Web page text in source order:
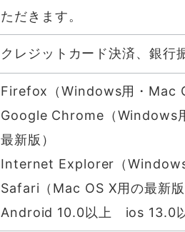
ただきます。
クレジットカード決済、銀行
Firefox（Windows用・Mac
Google Chrome（Windows
最新版）
Internet Explorer（Windows
Safari（Mac OS X用の最新版
Android 10.0以上 ios 13.0